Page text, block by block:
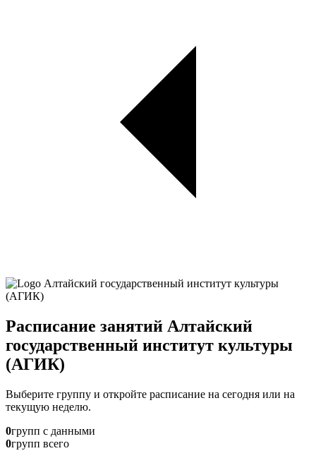
Расписание занятий Алтайский
государственный институт культуры
(АГИК)
Выберите группу и откройте расписание на сегодня или на
текущую неделю.
0групп с данными
0групп всего